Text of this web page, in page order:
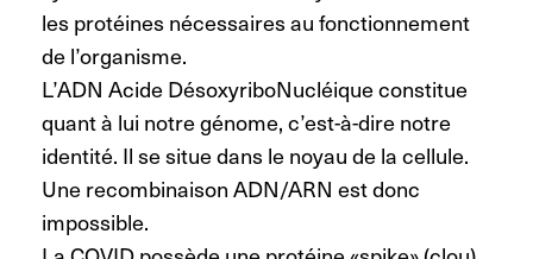
les protéines nécessaires au fonctionnement
de l’organisme.
L’ADN Acide DésoxyriboNucléique constitue
quant à lui notre génome, c’est-à-dire notre
identité. Il se situe dans le noyau de la cellule.
Une recombinaison ADN/ARN est donc
impossible.